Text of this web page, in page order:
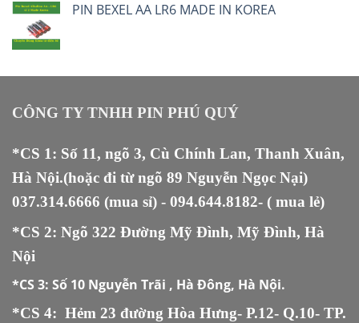
PIN BEXEL AA LR6 MADE IN KOREA
CÔNG TY TNHH PIN PHÚ QUÝ
*CS 1: Số 11, ngõ 3, Cù Chính Lan, Thanh Xuân,
Hà Nội.(hoặc đi từ ngõ 89 Nguyễn Ngọc Nại)
037.314.6666 (mua sỉ) - 094.644.8182- ( mua lẻ)
*CS 2: Ngõ 322 Đường Mỹ Đình, Mỹ Đình, Hà
Nội
*CS 3: Số 10 Nguyễn Trãi , Hà Đông, Hà Nội.
*CS 4: Hẻm 23 đường Hòa Hưng- P.12- Q.10- TP.